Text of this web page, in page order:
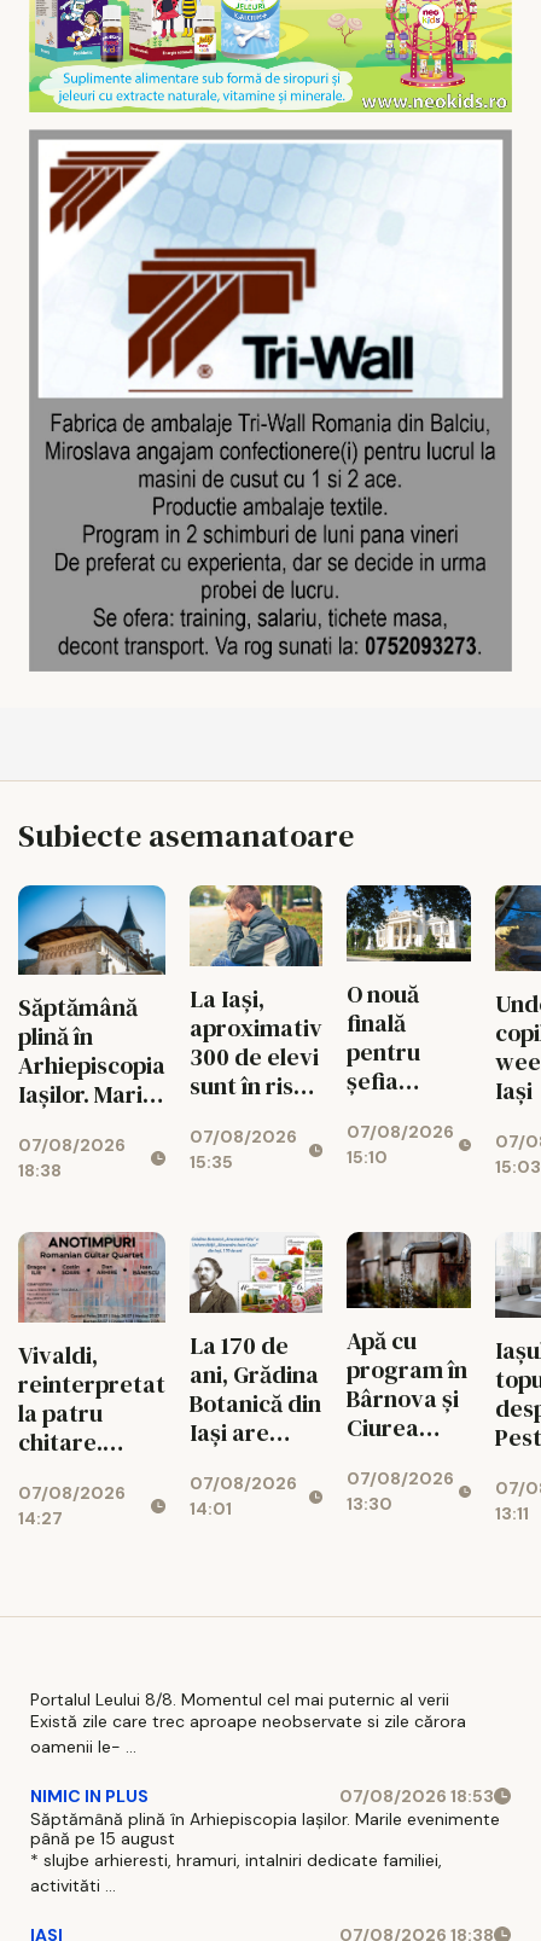
Subiecte asemanatoare
Săptămână
plină în
Arhiepiscopia
Iașilor. Marile
până pe 15
august
07/08/2026
18:38
La Iași,
aproximativ
300 de elevi
sunt în risc
07/08/2026
15:35
O nouă
finală
pentru
șefia
Au rămas
doi
07/08/2026
15:10
Iași
07/
15:03
Vivaldi,
reinterpretat
la patru
chitare.
Palatul
Culturii
07/08/2026
14:27
La 170 de
ani, Grădina
Botanică din
Iași are
timbru
aniversar
07/08/2026
14:01
Apă cu
program în
Bârnova și
Ciurea
august
07/08/2026
13:30
07/
13:11
Portalul Leului 8/8. Momentul cel mai puternic al verii
Există zile care trec aproape neobservate si zile cărora
oamenii le- ...
NIMIC IN PLUS
07/08/2026 18:53
Săptămână plină în Arhiepiscopia Iașilor. Marile evenimente
până pe 15 august
* slujbe arhieresti, hramuri, intalniri dedicate familiei,
activităti ...
IASI 07/08/2026 18:38